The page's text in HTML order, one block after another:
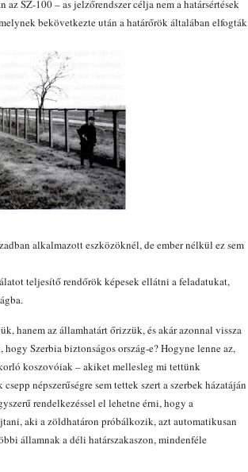
SZ-100 – as jelzőrendszer célja nem a határsértések
bekövetkezte után a határőrök általában elfogták
alkalmazott eszközöknél, de ember nélkül ez sem
teljesítő rendőrök képesek ellátni a feladatukat,
hanem az államhatárt őrizzük, és akár azonnal vissza
Szerbia biztonságos ország-e? Hogyne lenne az,
koszovóiak – akiket mellesleg mi tettünk
népszerűségre sem tettek szert a szerbek házatáján
rendelkezéssel el lehetne érni, hogy a
aki a zöldhatáron próbálkozik, azt automatikusan
államnak a déli határszakaszon, mindenféle